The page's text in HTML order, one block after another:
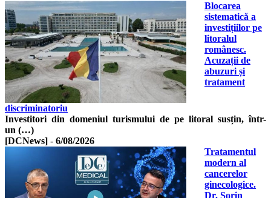
Blocarea
sistematică a
investițiilor pe
litoralul
românesc.
Acuzații de
abuzuri și
tratament
discriminatoriu
Investitori din domeniul turismului de pe litoral susțin, într-
un (…)
[DCNews] - 6/08/2026
Tratamentul
modern al
cancerelor
ginecologice.
Dr. Sorin